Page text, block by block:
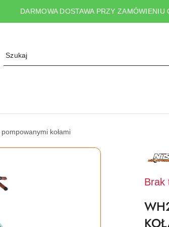
DARMOWA DOSTAWA PRZY ZAMÓWIENIU
kołami
NILS
Brak